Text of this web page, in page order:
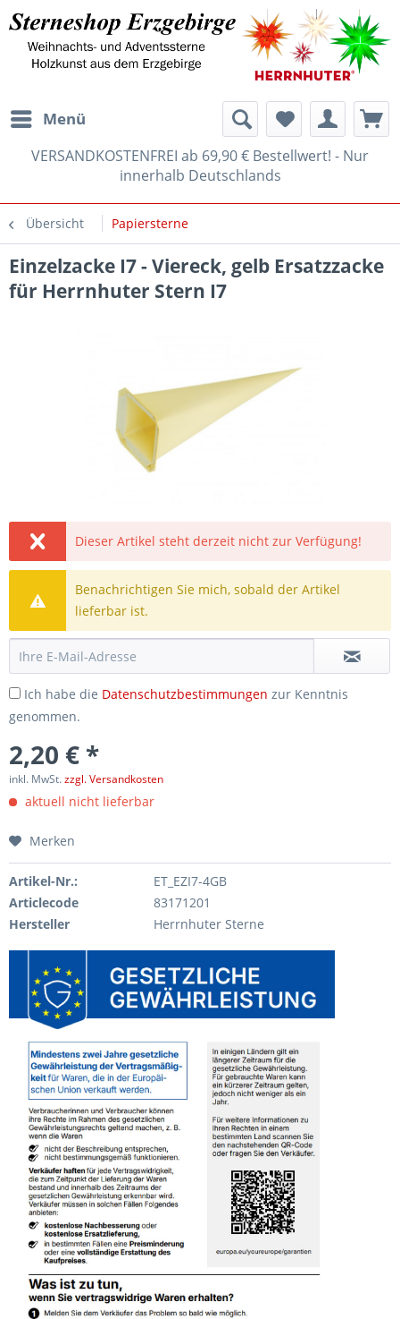
Menü
VERSANDKOSTENFREI ab 69,90 € Bestellwert! - Nur
innerhalb Deutschlands
Übersicht Papiersterne
Einzelzacke I7 - Viereck, gelb Ersatzzacke
für Herrnhuter Stern I7
Dieser Artikel steht derzeit nicht zur Verfügung!
Benachrichtigen Sie mich, sobald der Artikel
lieferbar ist.
Ich habe die Datenschutzbestimmungen zur Kenntnis
genommen.
2,20 € *
inkl. MwSt.zzgl. Versandkosten
aktuell nicht lieferbar
Merken
Artikel-Nr.:
ET_EZI7-4GB
Articlecode
83171201
Hersteller
Herrnhuter Sterne